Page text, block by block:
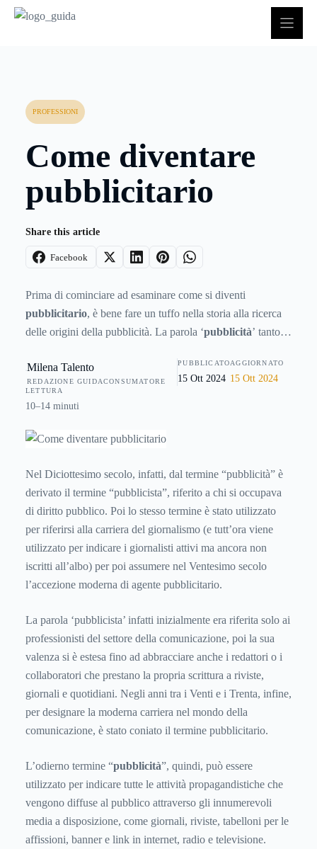
PROFESSIONI
Come diventare
pubblicitario
Share this article
Facebook
Prima di cominciare ad esaminare come si diventi
pubblicitario, è bene fare un tuffo nella storia alla ricerca
delle origini della pubblicità. La parola ‘pubblicità’ tanto
publicus, ossia pubblico, usato all'inizio per lo più in ampo
giuridico: il senso commerciale inizia a diffondersi solo agli
inizi del XIX secolo.
Milena Talento
REDAZIONE GUIDACONSUMATORE
PUBBLICATO
15 Ott 2024
AGGIORNATO
15 Ott 2024
LETTURA
10–14 minuti
Nel Diciottesimo secolo, infatti, dal termine “pubblicità” è
derivato il termine “pubblicista”, riferito a chi si occupava
di diritto pubblico. Poi lo stesso termine è stato utilizzato
per riferirsi alla carriera del giornalismo (e tutt’ora viene
utilizzato per indicare i giornalisti attivi ma ancora non
iscritti all’albo) per poi assumere nel Ventesimo secolo
l’accezione moderna di agente pubblicitario.
La parola ‘pubblicista’ infatti inizialmente era riferita solo ai
professionisti del settore della comunicazione, poi la sua
valenza si è estesa fino ad abbracciare anche i redattori o i
collaboratori che prestano la propria scrittura a riviste,
giornali e quotidiani. Negli anni tra i Venti e i Trenta, infine,
per designare la moderna carriera nel mondo della
comunicazione, è stato coniato il termine pubblicitario.
L’odierno termine “pubblicità”, quindi, può essere
utilizzato per indicare tutte le attività propagandistiche che
vengono diffuse al pubblico attraverso gli innumerevoli
media a disposizione, come giornali, riviste, tabelloni per le
affissioni, banner e link in internet, radio e televisione.